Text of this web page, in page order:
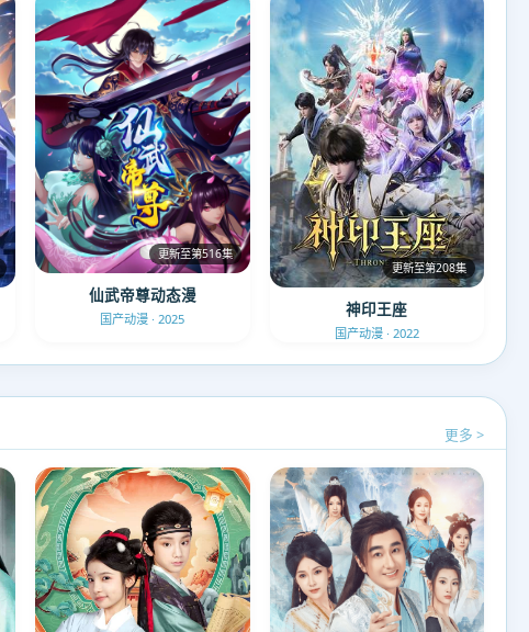
更新至第516集
仙武帝尊动态漫
国产动漫 · 2025
更新至第208集
神印王座
国产动漫 · 2022
更多 >